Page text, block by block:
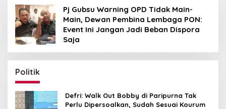
Pj Gubsu Warning OPD Tidak Main-
Main, Dewan Pembina Lembaga PON:
Event Ini Jangan Jadi Beban Dispora
Saja
Politik
Defri: Walk Out Bobby di Paripurna Tak
Perlu Dipersoalkan, Sudah Sesuai Kourum